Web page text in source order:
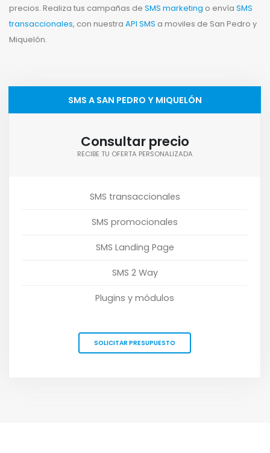
precios. Realiza tus campañas de SMS marketing o envía SMS
transaccionales, con nuestra API SMS a moviles de San Pedro y
Miquelón.
SMS A SAN PEDRO Y MIQUELÓN
Consultar precio
RECIBE TU OFERTA PERSONALIZADA
SMS transaccionales
SMS promocionales
SMS Landing Page
SMS 2 Way
Plugins y módulos
SOLICITAR PRESUPUESTO